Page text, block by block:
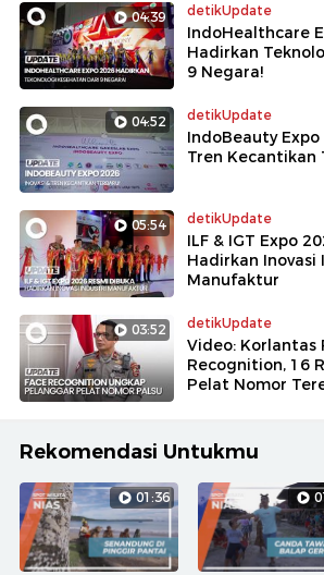
04:39 detikUpdate
IndoHealthcare
Hadirkan
9 Negara!
04:52 detikUpdate
IndoBeauty
Tren Kecantikan
05:54 detikUpdate
ILF & IGT Expo
Hadirkan Inovasi
Manufaktur
03:52 detikUpdate
Video: Korlantas
Recognition, 16
Pelat Nomor
Rekomendasi Untukmu
01:36